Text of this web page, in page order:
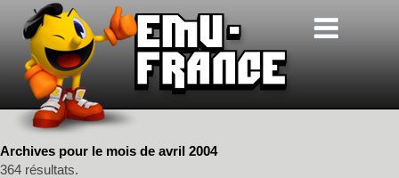
Archives pour le mois de avril 2004
364 résultats.